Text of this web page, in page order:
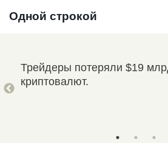
Одной строкой
Трейдеры потеряли $19
криптовалют.